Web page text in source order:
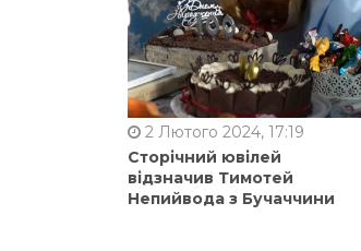
2 Лютого 2024, 17:19
Сторічний ювілей
відзначив Тимотей
Непийвода з Бучаччини